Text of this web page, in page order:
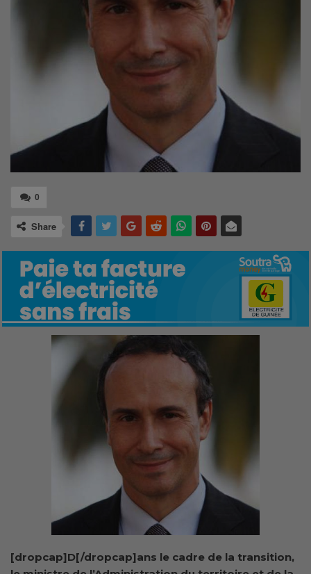
0
Share
[dropcap]D[/dropcap]ans le cadre de la transition,